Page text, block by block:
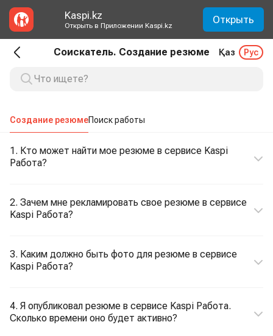
Kaspi.kz
Открыть в Приложении Kaspi.kz Открыть
Соискатель. Создание резюме Қаз Рус
Создание резюмеПоиск работы
1. Кто может найти мое резюме в сервисе Kaspi
Работа?
2. Зачем мне рекламировать свое резюме в сервисе
Kaspi Работа?
3. Каким должно быть фото для резюме в сервисе
Kaspi Работа?
4. Я опубликовал резюме в сервисе Kaspi Работа.
Сколько времени оно будет активно?